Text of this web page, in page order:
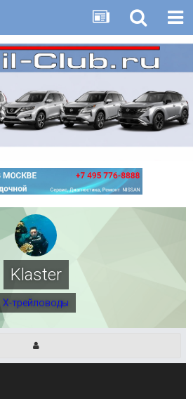
Klaster
Х-трейловоды